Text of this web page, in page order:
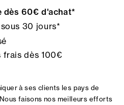
dès 60€ d'achat*
30 jours*
frais dès 100€
à ses clients les pays de
faisons nos meilleurs efforts